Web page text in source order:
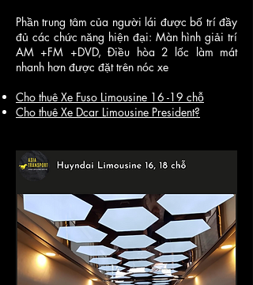
Phần trung tâm của người lái được bố trí đầy
đủ các chức năng hiện đại: Màn hình giải trí
AM +FM +DVD, Điều hòa 2 lốc làm mát
nhanh hơn được đặt trên nóc xe
Cho thuê Xe Fuso Limousine 16 -19 chỗ
Cho thuê Xe Dcar Limousine President?